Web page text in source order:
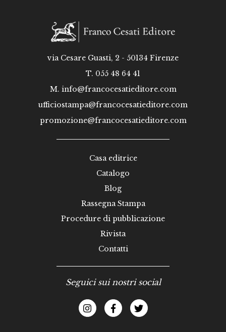
via Cesare Guasti, 2 - 50134 Firenze
T. 055 48 64 41
M. info@francocesatieditore.com
ufficiostampa@francocesatieditore.com
promozione@francocesatieditore.com
Casa editrice
Catalogo
Blog
Rassegna Stampa
Procedure di pubblicazione
Rivista
Contatti
Seguici sui nostri social